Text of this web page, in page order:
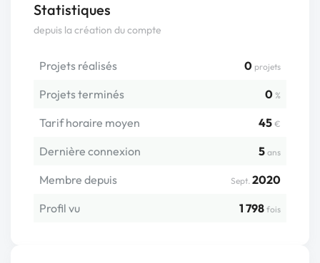
Statistiques
depuis la création du compte
Projets réalisés 0 projets
Projets terminés 0 %
Tarif horaire moyen 45 €
Dernière connexion 5 ans
Membre depuis Sept. 2020
Profil vu
1 798 fois